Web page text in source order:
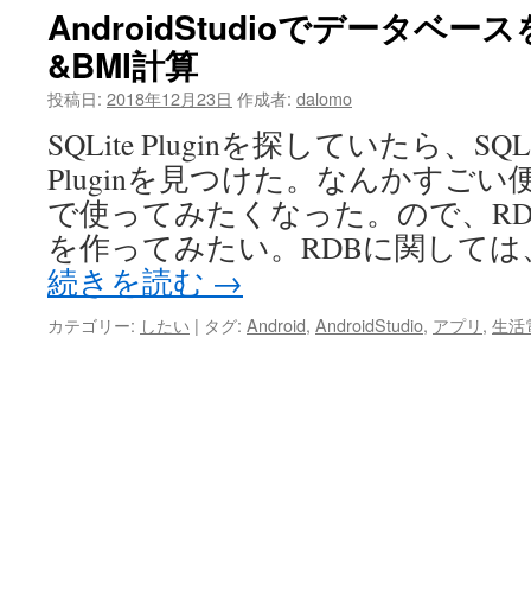
AndroidStudioでデータベース
&BMI計算
投稿日: 2018年12月23日 作成者: dalomo
SQLite Pluginを探していたら、
Pluginを見つけた。なんかすごい
で使ってみたくなった。ので、
を作ってみたい。RDBに関して
続きを読む →
カテゴリー: したい | タグ: Android, AndroidStudio, アプリ, 生活